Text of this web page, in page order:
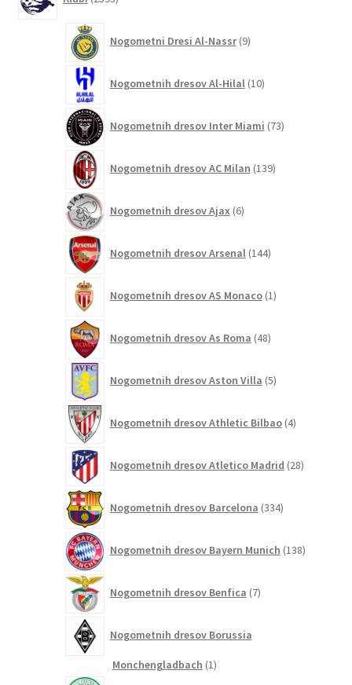
izdelkov
Nogometni Dresi Al-Nassr 9izdelkov
Nogometnih dresov Al-Hilal 10izdelkov
Nogometnih dresov Inter Miami 73izdelkov
Nogometnih dresov AC Milan 139izdelkov
Nogometnih dresov Ajax 6izdelkov
Nogometnih dresov Arsenal 144izdelkov
Nogometnih dresov AS Monaco 1izdelek
Nogometnih dresov As Roma 48izdelkov
Nogometnih dresov Aston Villa 5izdelkov
Nogometnih dresov Athletic Bilbao 4izdelki
Nogometnih dresov Atletico Madrid 28izdelkov
Nogometnih dresov Barcelona 334izdelkov
Nogometnih dresov Bayern Munich 138izdelkov
Nogometnih dresov Benfica 7izdelkov
Nogometnih dresov Borussia
Monchengladbach 11